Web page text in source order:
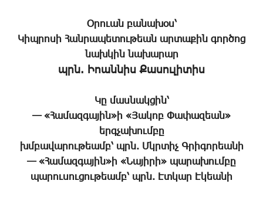
Օրուան բանախօս՝
Կիպրոսի Հանրապետութեան արտաքին գործոց
նախկին նախարար
պրն. Իոաննիս Քասուլիտիս
Կը մասնակցին՝
— «Համազգային»ի «Յակոբ Փափազեան»
երգչախումբը
խմբավարութեամբ՝ պրն. Մկրտիչ Գրիգորեանի
— «Համազգային»ի «Նայիրի» պարախումբը
պարուսուցութեամբ՝ պրն. Էտկար Էկեանի